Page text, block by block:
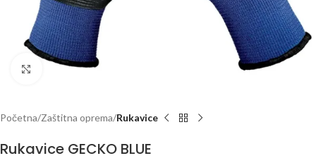
Kliknite za uvećanje
Početna Zaštitna oprema Rukavice
Rukavice GECKO BLUE